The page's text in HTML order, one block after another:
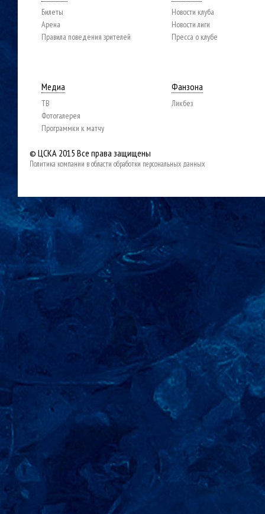
Билеты
Арена
Правила поведения зрителей
Новости клуба
Новости лиги
Пресса о клубе
Медиа
ТВ
Фотогалерея
Программки к матчу
Фанзона
Ликбез
© ЦСКА 2015 Все права защищены
Политика компании в области обработки персональных данных